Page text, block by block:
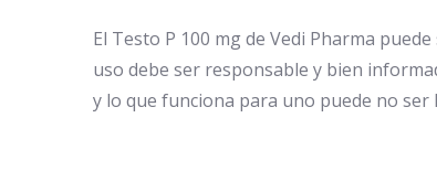
El Testo P 100 mg de Vedi Pharma
uso debe ser responsable y bien
y lo que funciona para uno puede no ser